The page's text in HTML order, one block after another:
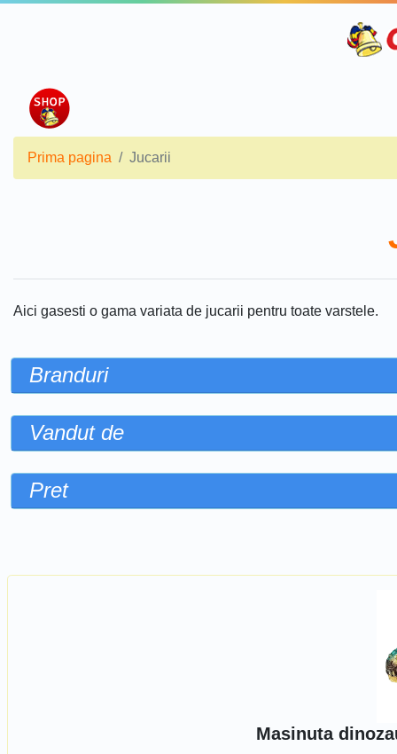
Prima pagina Jucarii
Aici gasesti o gama variata de jucarii pentru toate varstele.
Branduri
Vandut de
Pret
Masinuta